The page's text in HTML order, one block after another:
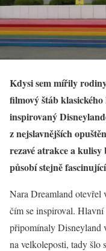
Kdysi sem mířily
filmový štáb
inspirovaný
z nejslavnějších
rezavé atrakce a
působí stejně
Nara Dreamland otevřel
čím se inspiroval. Hlavní
připomínaly Disneyland
na velkoleposti, tady šlo